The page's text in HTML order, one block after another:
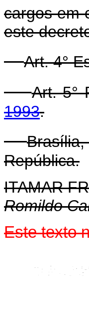
cargos em
este
Art. 4°
Art. 5°
1993.
República.
ITAMAR
Romildo
Este texto